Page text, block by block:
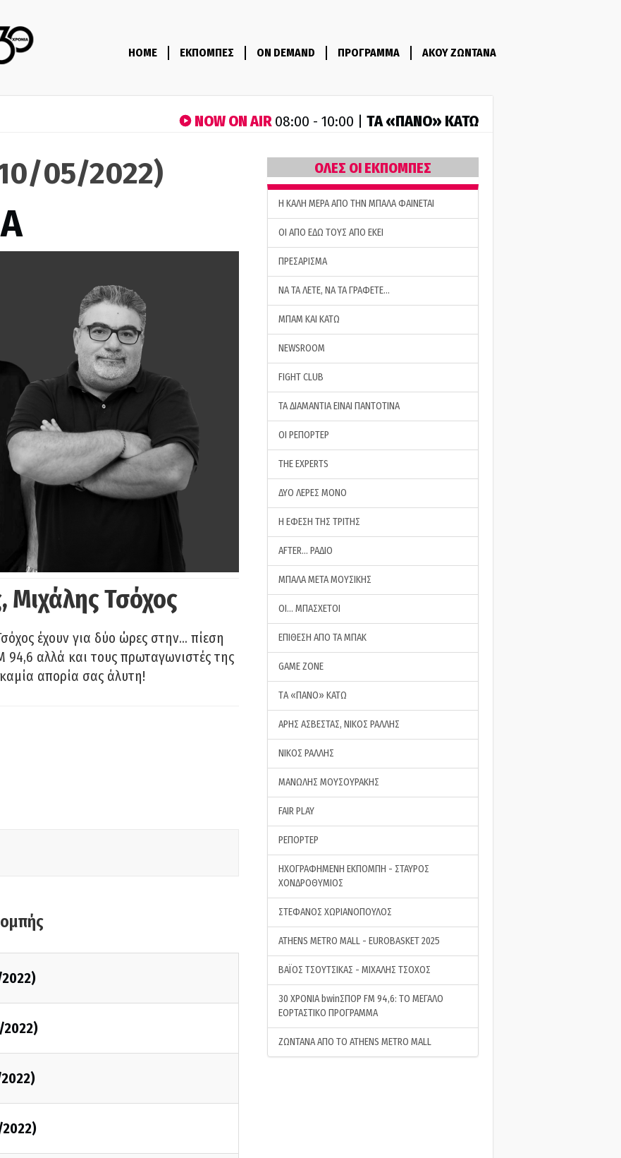
HOME ΕΚΠΟΜΠΕΣ ON DEMAND ΠΡΟΓΡΑΜΜΑ ΑΚΟΥ ΖΩΝΤΑΝΑ
NOW ON AIR08:00 - 10:00 | ΤA «ΠΑΝΟ» ΚΑΤΩ
05/2022)
Μιχάλης Τσόχος
έχουν για δύο ώρες στην… πίεση
αλλά και τους πρωταγωνιστές της
απορία σας άλυτη!
ΟΛΕΣ ΟΙ ΕΚΠΟΜΠΕΣ
H ΚΑΛΗ ΜΕΡΑ ΑΠΟ ΤΗΝ ΜΠΑΛΑ ΦΑΙΝΕΤΑΙ
ΟΙ ΑΠΟ ΕΔΩ ΤΟΥΣ ΑΠΟ ΕΚΕΙ
ΠΡΕΣΑΡΙΣΜΑ
ΝΑ ΤΑ ΛΕΤΕ, ΝΑ ΤΑ ΓΡΑΦΕΤΕ…
ΜΠΑΜ ΚΑΙ ΚΑΤΩ
NEWSROOM
FIGHT CLUB
ΤΑ ΔΙΑΜΑΝΤΙΑ ΕΙΝΑΙ ΠΑΝΤΟΤΙΝΑ
ΟΙ ΡΕΠΟΡΤΕΡ
THE EXPERTS
ΔΥΟ ΛΕΡΕΣ ΜΟΝΟ
Η ΕΦΕΣΗ ΤΗΣ ΤΡΙΤΗΣ
AFTER… ΡΑΔΙΟ
ΜΠΑΛΑ ΜΕΤΑ ΜΟΥΣΙΚΗΣ
ΟΙ… ΜΠΑΣΧΕΤΟΙ
ΕΠΙΘΕΣΗ ΑΠΟ ΤΑ ΜΠΑΚ
GAME ZONE
ΤA «ΠΑΝΟ» ΚΑΤΩ
ΑΡΗΣ ΑΣΒΕΣΤΑΣ, ΝΙΚΟΣ ΡΑΛΛΗΣ
ΝΙΚΟΣ ΡΑΛΛΗΣ
ΜΑΝΩΛΗΣ ΜΟΥΣΟΥΡΑΚΗΣ
FAIR PLAY
ΡΕΠΟΡΤΕΡ
ΗΧΟΓΡΑΦΗΜΕΝΗ ΕΚΠΟΜΠΗ - ΣΤΑΥΡΟΣ
ΧΟΝΔΡΟΘΥΜΙΟΣ
ΣΤΕΦΑΝΟΣ ΧΩΡΙΑΝΟΠΟΥΛΟΣ
ATHENS METRO MALL - EUROBASKET 2025
ΒΑΪΟΣ ΤΣΟΥΤΣΙΚΑΣ - ΜΙΧΑΛΗΣ ΤΣΟΧΟΣ
30 ΧΡΟΝΙΑ bwinΣΠΟΡ FM 94,6: ΤΟ ΜΕΓΑΛΟ
ΕΟΡΤΑΣΤΙΚΟ ΠΡΟΓΡΑΜΜΑ
ΖΩΝΤΑΝΑ ΑΠΟ ΤΟ ATHENS METRO MALL